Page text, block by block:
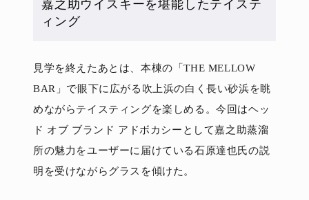
嘉之助ウイスキーを堪能したテイステ
ィング
見学を終えたあとは、本棟の「THE MELLOW
BAR」で眼下に広がる吹上浜の白く長い砂浜を眺
めながらテイスティングを楽しめる。今回はヘッ
ド オブ ブランド アドボカシーとして嘉之助蒸溜
所の魅力をユーザーに届けている石原達也氏の説
明を受けながらグラスを傾けた。